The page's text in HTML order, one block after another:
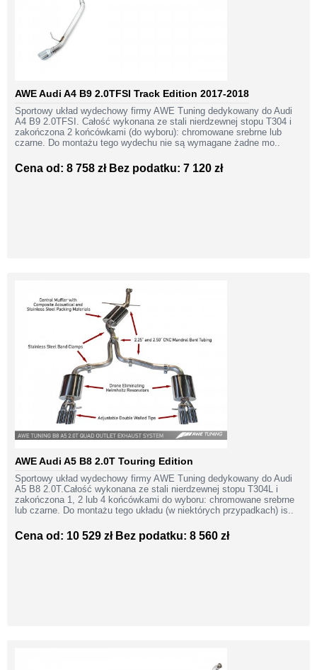
AWE Audi A4 B9 2.0TFSI Track Edition 2017-2018
Sportowy układ wydechowy firmy AWE Tuning dedykowany do Audi
A4 B9 2.0TFSI. Całość wykonana ze stali nierdzewnej stopu T304 i
zakończona 2 końcówkami (do wyboru): chromowane srebrne lub
czarne. Do montażu tego wydechu nie są wymagane żadne mo..
Cena od: 8 758 zł Bez podatku: 7 120 zł
AWE Audi A5 B8 2.0T Touring Edition
Sportowy układ wydechowy firmy AWE Tuning dedykowany do Audi
A5 B8 2.0T.Całość wykonana ze stali nierdzewnej stopu T304L i
zakończona 1, 2 lub 4 końcówkami do wyboru: chromowane srebrne
lub czarne. Do montażu tego układu (w niektórych przypadkach) is..
Cena od: 10 529 zł Bez podatku: 8 560 zł